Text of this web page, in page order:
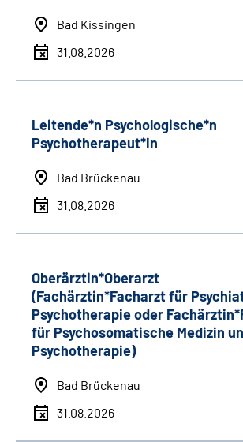
Bad Kissingen
31.08.2026
Leitende*n Psychologische*n
Psychotherapeut*in
Bad Brückenau
31.08.2026
Oberärztin*Oberarzt
(Fachärztin*Facharzt für
Psychotherapie oder
für Psychosomatische Medizin
Psychotherapie)
Bad Brückenau
31.08.2026